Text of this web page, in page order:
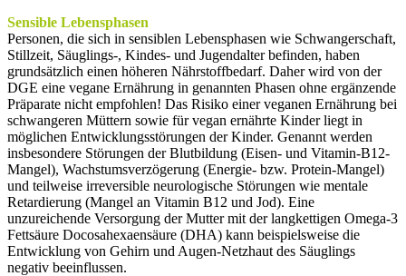
Sensible Lebensphasen
Personen, die sich in sensiblen Lebensphasen wie Schwangerschaft,
Stillzeit, Säuglings-, Kindes- und Jugendalter befinden, haben
grundsätzlich einen höheren Nährstoffbedarf. Daher wird von der
DGE eine vegane Ernährung in genannten Phasen ohne ergänzende
Präparate nicht empfohlen! Das Risiko einer veganen Ernährung bei
schwangeren Müttern sowie für vegan ernährte Kinder liegt in
möglichen Entwicklungsstörungen der Kinder. Genannt werden
insbesondere Störungen der Blutbildung (Eisen- und Vitamin-B12-
Mangel), Wachstumsverzögerung (Energie- bzw. Protein-Mangel)
und teilweise irreversible neurologische Störungen wie mentale
Retardierung (Mangel an Vitamin B12 und Jod). Eine
unzureichende Versorgung der Mutter mit der langkettigen Omega-3
Fettsäure Docosahexaensäure (DHA) kann beispielsweise die
Entwicklung von Gehirn und Augen-Netzhaut des Säuglings
negativ beeinflussen.